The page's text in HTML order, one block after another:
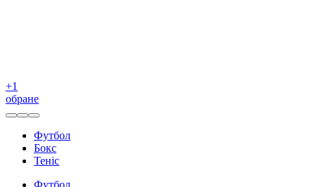
+1
обране
Футбол
Бокс
Теніс
Футбол